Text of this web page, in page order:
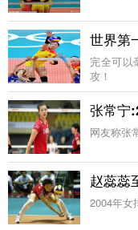
世界第
完全可以
攻！
张常宁
网友称张
赵蕊蕊
2004年女